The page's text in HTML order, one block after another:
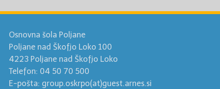
Osnovna šola Poljane
Poljane nad Škofjo Loko 100
4223 Poljane nad Škofjo Loko
Telefon: 04 50 70 500
E-pošta: group.oskrpo(at)guest.arnes.si